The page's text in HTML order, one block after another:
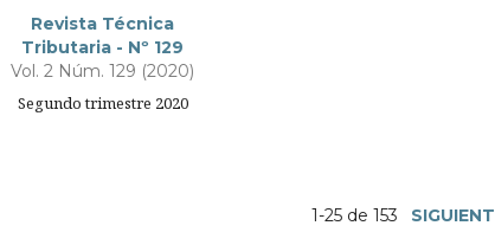
Revista Técnica
Tributaria - Nº 129
Vol. 2 Núm. 129 (2020)
Segundo trimestre 2020
1-25 de 153